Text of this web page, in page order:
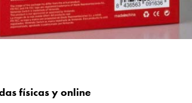
físicas y online